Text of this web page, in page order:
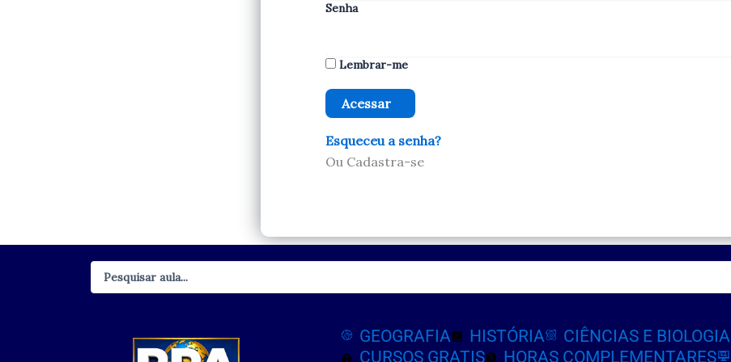
Senha
Lembrar-me
Esqueceu a senha?
Ou Cadastra-se
GEOGRAFIA HISTÓRIA CIÊNCIAS E BIOLOGIA
CURSOS GRATIS
HORAS COMPLEMENTARES